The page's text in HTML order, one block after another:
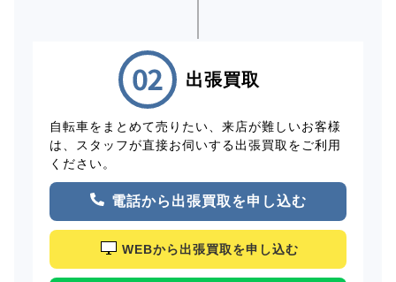
出張買取
自転車をまとめて売りたい、来店が難しいお客様
は、スタッフが直接お伺いする出張買取をご利用
ください。
電話から出張買取を申し込む
WEBから出張買取を申し込む